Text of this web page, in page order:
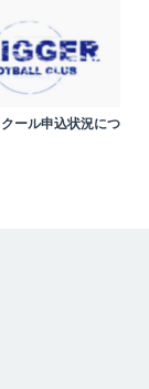
ール申込状況につ